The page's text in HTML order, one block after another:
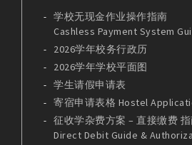
学校无现金作业操作指南
Cashless Payment System
2026学年校务行政历
2026学年学校平面图
学生请假申请表
寄宿申请表格 Hostel
征收学杂费方案 – 直接缴费
Direct Debit Guide &